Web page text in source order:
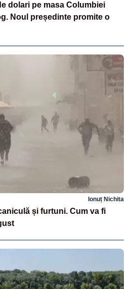
dolari pe masa Columbiei
Noul președinte promite o
Ionuț Nichita
și furtuni. Cum va fi